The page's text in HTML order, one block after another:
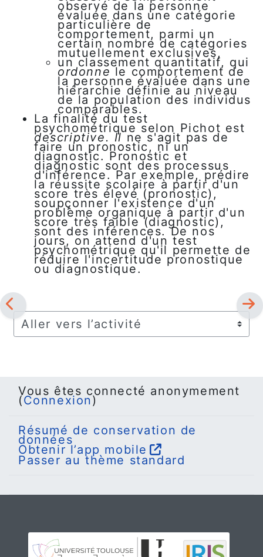
observé de la personne
évaluée dans une catégorie
particulière de
comportement, parmi un
certain nombre de catégories
mutuellement exclusives,
un classement quantitatif, qui
ordonnele comportement de
la personne évaluée dans une
hiérarchie définie au niveau
de la population des individus
comparables.
La finalité du test
psychométrique selon Pichot est
descriptive. Il ne s'agit pas de
faire un pronostic, ni un
diagnostic. Pronostic et
diagnostic sont des processus
d'inférence. Par exemple, prédire
la réussite scolaire à partir d'un
score très élevé (pronostic),
soupçonner l'existence d'un
problème organique à partir d'un
score très faible (diagnostic),
sont des inférences. De nos
jours, on attend d'un test
psychométrique qu'il permette de
réduire l'incertitude pronostique
ou diagnostique.
Aller vers l’activité
Vous êtes connecté anonymement
(Connexion)
Résumé de conservation de
données
Obtenir l’app mobile
Passer au thème standard